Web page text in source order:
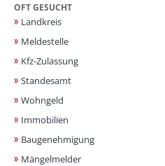
OFT GESUCHT
Landkreis
Meldestelle
Kfz-Zulassung
Standesamt
Wohngeld
Immobilien
Baugenehmigung
Mängelmelder